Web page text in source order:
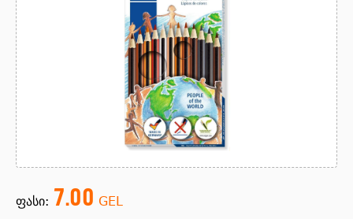
ფასი: 7.00 GEL